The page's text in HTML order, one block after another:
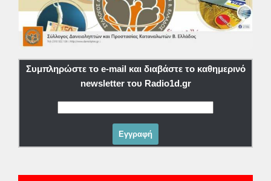
Συμπληρώστε το e-mail και διαβάστε το καθημερινό
newsletter του Radio1d.gr